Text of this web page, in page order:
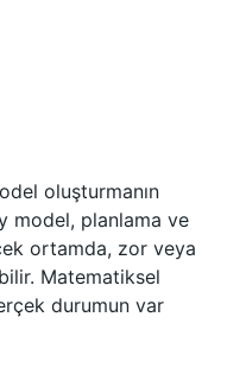
oluşturmanın
model, planlama ve
ortamda, zor veya
Matematiksel
durumun var